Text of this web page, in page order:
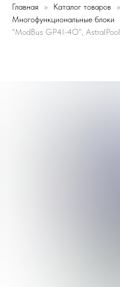
Главная Каталог товаров
Многофункциональные блоки
"ModBus GP4I-4O", AstralPool